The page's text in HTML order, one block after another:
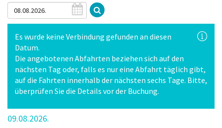
Es wurde keine Verbindung gefunden an diesen
Datum.
Die angebotenen Abfahrten beziehen sich auf den
nächsten Tag oder, falls es nur eine Abfahrt täglich gibt,
auf die Fahrten innerhalb der nächsten sechs Tage. Bitte,
überprüfen Sie die Details vor der Buchung.
09.08.2026.